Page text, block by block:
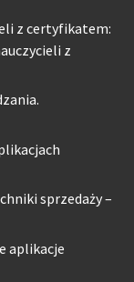
z certyfikatem:
z
sprzedaży –
aplikacje